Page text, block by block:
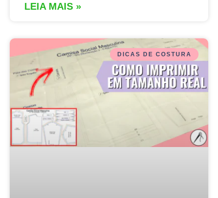
LEIA MAIS »
DICAS DE COSTURA